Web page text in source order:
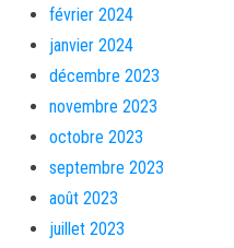
février 2024
janvier 2024
décembre 2023
novembre 2023
octobre 2023
septembre 2023
août 2023
juillet 2023